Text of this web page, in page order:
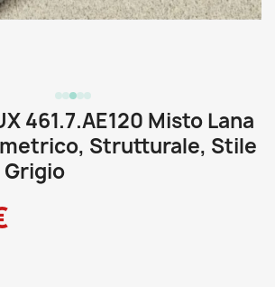
461.7.AE120 Misto Lana
Strutturale, Stile